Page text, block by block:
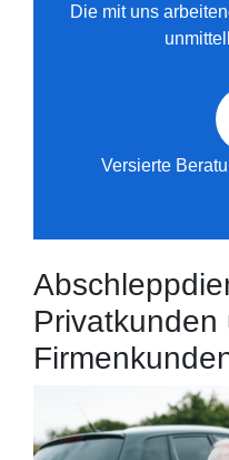
Die mit uns
Versierte
Privatkunden